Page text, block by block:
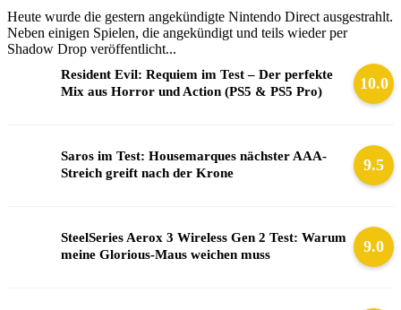
Heute wurde die gestern angekündigte Nintendo Direct ausgestrahlt.
Neben einigen Spielen, die angekündigt und teils wieder per
Shadow Drop veröffentlicht...
Resident Evil: Requiem im Test – Der perfekte
Mix aus Horror und Action (PS5 & PS5 Pro)
10.0
Saros im Test: Housemarques nächster AAA-
Streich greift nach der Krone
9.5
SteelSeries Aerox 3 Wireless Gen 2 Test: Warum
meine Glorious-Maus weichen muss
9.0